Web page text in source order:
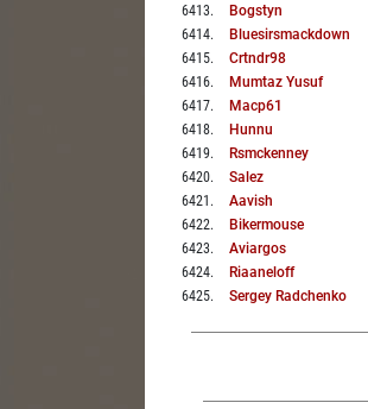
6413. Bogstyn
6414. Bluesirsmackdown
6415. Crtndr98
6416. Mumtaz Yusuf
6417. Macp61
6418. Hunnu
6419. Rsmckenney
6420. Salez
6421 . Aavish
6422. Bikermouse
6423. Aviargos
6424. Riaaneloff
6425. Sergey Radchenko